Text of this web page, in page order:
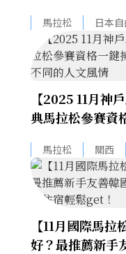
馬拉松 日本
【2025 11月神
典馬拉松參賽資
馬拉松 關西
【11月國際馬
好？最推薦新手